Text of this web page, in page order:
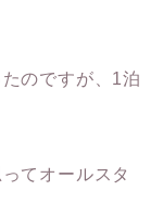
のですが、1泊
てオールスタ